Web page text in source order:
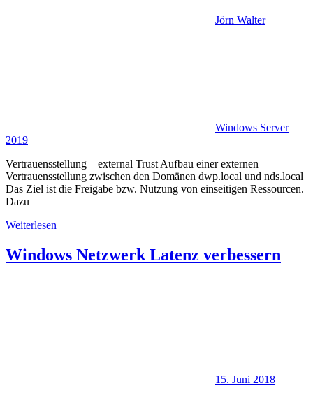
Jörn Walter
Windows Server
2019
Vertrauensstellung – external Trust Aufbau einer externen
Vertrauensstellung zwischen den Domänen dwp.local und nds.local
Das Ziel ist die Freigabe bzw. Nutzung von einseitigen Ressourcen.
Dazu
Weiterlesen
Windows Netzwerk Latenz verbessern
15. Juni 2018